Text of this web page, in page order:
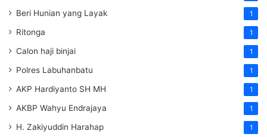
Beri Hunian yang Layak 1
Ritonga 1
Calon haji binjai 1
Polres Labuhanbatu 1
AKP Hardiyanto SH MH 1
AKBP Wahyu Endrajaya 1
H. Zakiyuddin Harahap 1